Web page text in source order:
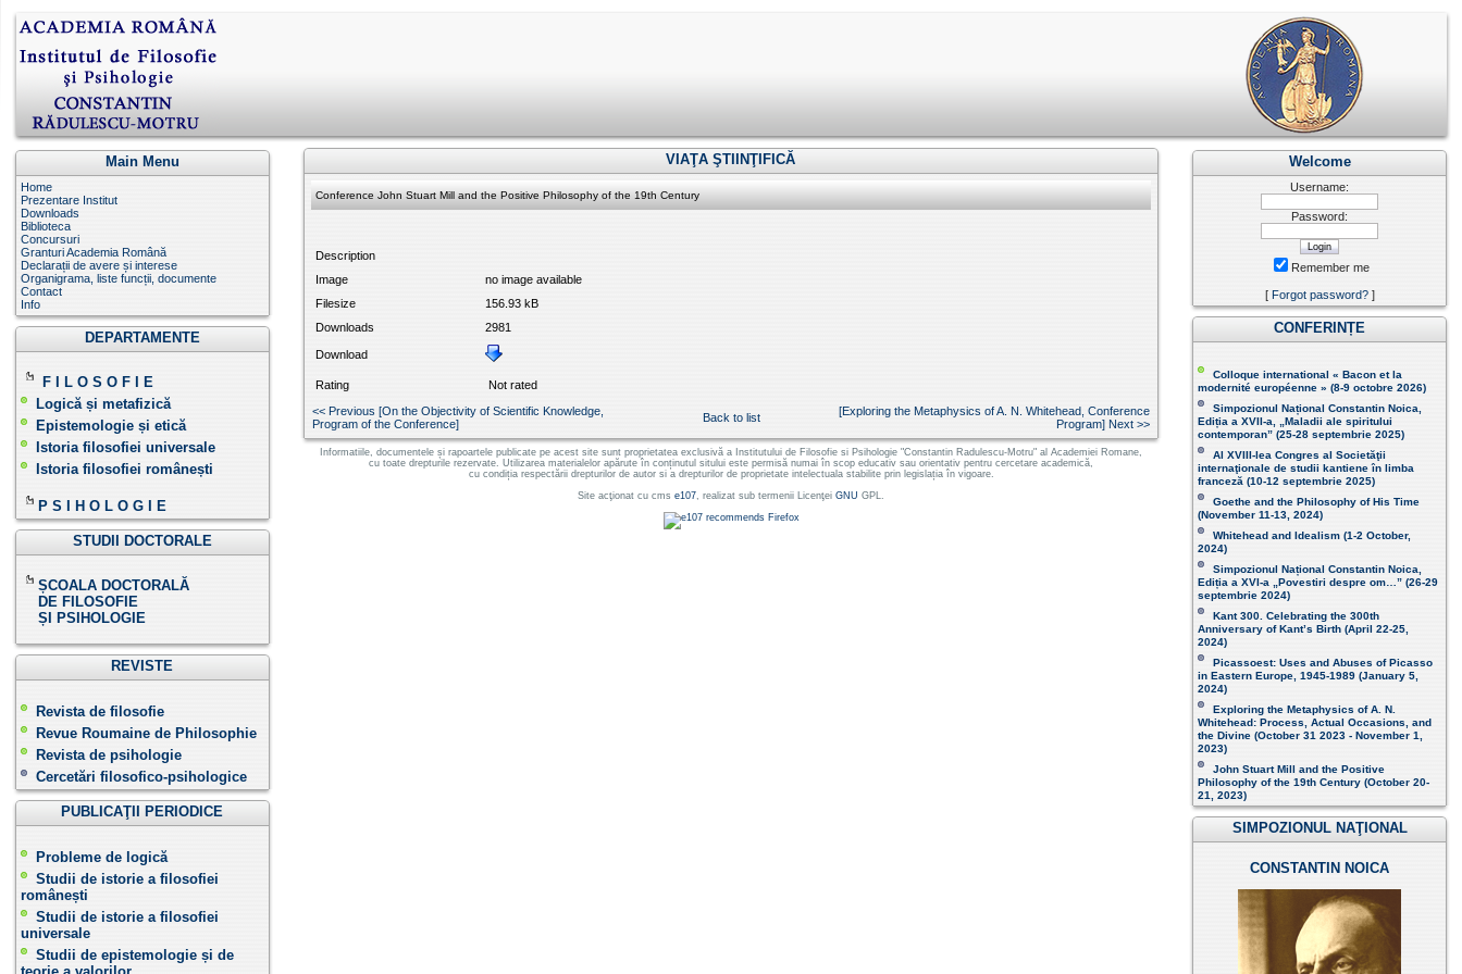
Main Menu
Home
Prezentare Institut
Downloads
Biblioteca
Concursuri
Granturi Academia Română
Declarații de avere și interese
Organigrama, liste funcții, documente
Contact
Info
DEPARTAMENTE
F I L O S O F I E
Logică și metafizică
Epistemologie și etică
Istoria filosofiei universale
Istoria filosofiei românești
P S I H O L O G I E
STUDII DOCTORALE
ȘCOALA DOCTORALĂ
DE FILOSOFIE
ȘI PSIHOLOGIE
REVISTE
Revista de filosofie
Revue Roumaine de Philosophie
Revista de psihologie
Cercetări filosofico-psihologice
PUBLICAŢII PERIODICE
Probleme de logică
Studii de istorie a filosofiei
românești
Studii de istorie a filosofiei
universale
Studii de epistemologie și de
Welcome
Username:
Password:
Remember me
[ Forgot password?]
CONFERINȚE
Colloque international « Bacon et la
modernité européenne » (8-9 octobre 2026 )
Simpozionul Național Constantin Noica,
Ediția a XVII-a, „Maladii ale spiritului
contemporan ” (25-28 septembrie 2025 )
Al XVIII-lea Congres al Societăţii
internaţionale de studii kantiene în limba
franceză (10-12 septembrie 2025)
Goethe and the Philosophy of His Time
(November 11-13, 2024 )
Whitehead and Idealism (1-2 October,
2024)
Simpozionul Național Constantin Noica,
Ediția a XVI-a „Povestiri despre om…” (26-29
septembrie 2024)
Kant 300. Celebrating the 300th
Anniversary of Kant’s Birth (April 22-25,
2024)
Picassoest: Uses and Abuses of Picasso
in Eastern Europe, 1945-1989 (January 5,
2024)
Exploring the Metaphysics of A. N.
Whitehead: Process, Actual Occasions, and
the Divine (October 31 2023 - November 1,
2023)
John Stuart Mill and the Positive
Philosophy of the 19th Century (October 20-
21, 2023 )
SIMPOZIONUL NAŢIONAL
CONSTANTIN NOICA
VIAŢA ŞTIINŢIFICĂ
Conference John Stuart Mill and the Positive Philosophy of the 19th Century
Description
Image
no image available
Filesize
156.93 kB
Downloads
2981
Download
Rating
Not rated
<< Previous [On the Objectivity of Scientific Knowledge,
Program of the Conference]
Back to list
[Exploring the Metaphysics of A. N. Whitehead, Conference
Program] Next >>
Informatiile, documentele și rapoartele publicate pe acest site sunt proprietatea exclusivă a Institutului de Filosofie si Psihologie "Constantin Radulescu-Motru" al Academiei Romane,
cu toate drepturile rezervate. Utilizarea materialelor apărute în conținutul sitului este permisă numai în scop educativ sau orientativ pentru cercetare academică,
cu condiția respectării drepturilor de autor si a drepturilor de proprietate intelectuala stabilite prin legislația în vigoare.
Site acţionat cu cms e107, realizat sub termenii Licenţei GNU GPL.